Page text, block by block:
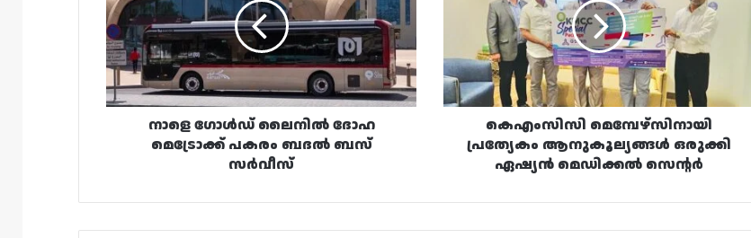
ദോഹ
മെട്രോക്ക്
പകരം
ബദൽ
ബസ്
സർവീസ്
നാളെ ഗോൾഡ്‌ ലൈനിൽ ദോഹ
മെട്രോക്ക് പകരം ബദൽ ബസ്
സർവീസ്
ആനുകൂല്യങ്ങൾ
ഏഷ്യൻ
മെഡിക്കൽ
സെന്റർ
കെഎംസിസി മെമ്പേഴ്സിനായി
പ്രത്യേകം ആനുകൂല്യങ്ങൾ ഒരുക്കി
ഏഷ്യൻ മെഡിക്കൽ സെന്റർ